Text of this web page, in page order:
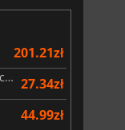
201.21zł
HellSlave II Judgment of the Archon 27.34zł
44.99zł